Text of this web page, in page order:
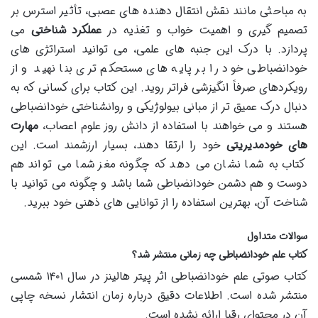
به مباحثی مانند نقش انتقال دهنده های عصبی، تأثیر استرس بر
تصمیم گیری و اهمیت خواب و تغذیه در عملکرد شناختی می
پردازد. با درک این جنبه های علمی، می توانید استراتژی های
خودانضباطی خود را بر پایه های مستحکم تری بنا نهید و از
رویکردهای صرفاً انگیزشی فراتر روید. این کتاب برای کسانی که به
دنبال درک عمیق تر از مبانی بیولوژیکی و روانشناختی خودانضباطی
هستند و می خواهند با استفاده از دانش روز علوم اعصاب، مهارت
های خودمدیریتی خود را ارتقا دهند، بسیار ارزشمند است. این
کتاب به شما نشان می دهد که چگونه مغز شما می تواند هم
دوست و هم دشمن خودانضباطی شما باشد و چگونه می توانید با
شناخت آن، بهترین استفاده را از توانایی های ذهنی خود ببرید.
سوالات متداول
کتاب علم خودانضباطی چه زمانی منتشر شد؟
کتاب صوتی علم خودانضباطی اثر پیتر هالینز در سال ۱۴۰۱ شمسی
منتشر شده است. اطلاعات دقیق درباره زمان انتشار نسخه چاپی